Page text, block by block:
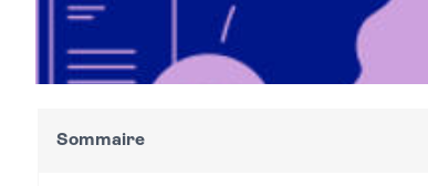
Sommaire